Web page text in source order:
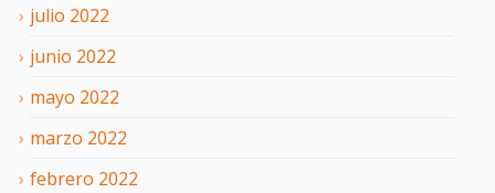
julio 2022
junio 2022
mayo 2022
marzo 2022
febrero 2022